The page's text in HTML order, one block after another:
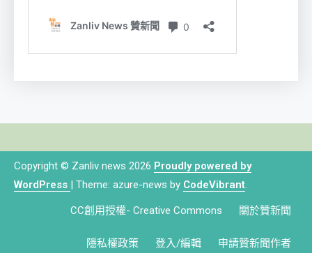
Copyright © Zanliv news 2026 Proudly powered by
WordPress
Theme: azure-news by CodeVibrant.
CC創用授權- Creative Commons 關於贊新聞
隱私權政策 登入/編輯 申請贊新聞作者